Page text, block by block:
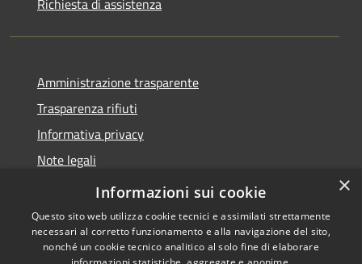
Richiesta di assistenza
Amministrazione trasparente
Trasparenza rifiuti
Informativa privacy
Note legali
Dichiarazione di accessibilità
×
Informazioni sui cookie
Questo sito web utilizza cookie tecnici e assimilati strettamente
necessari al corretto funzionamento e alla navigazione del sito,
nonché un cookie tecnico analitico al solo fine di elaborare